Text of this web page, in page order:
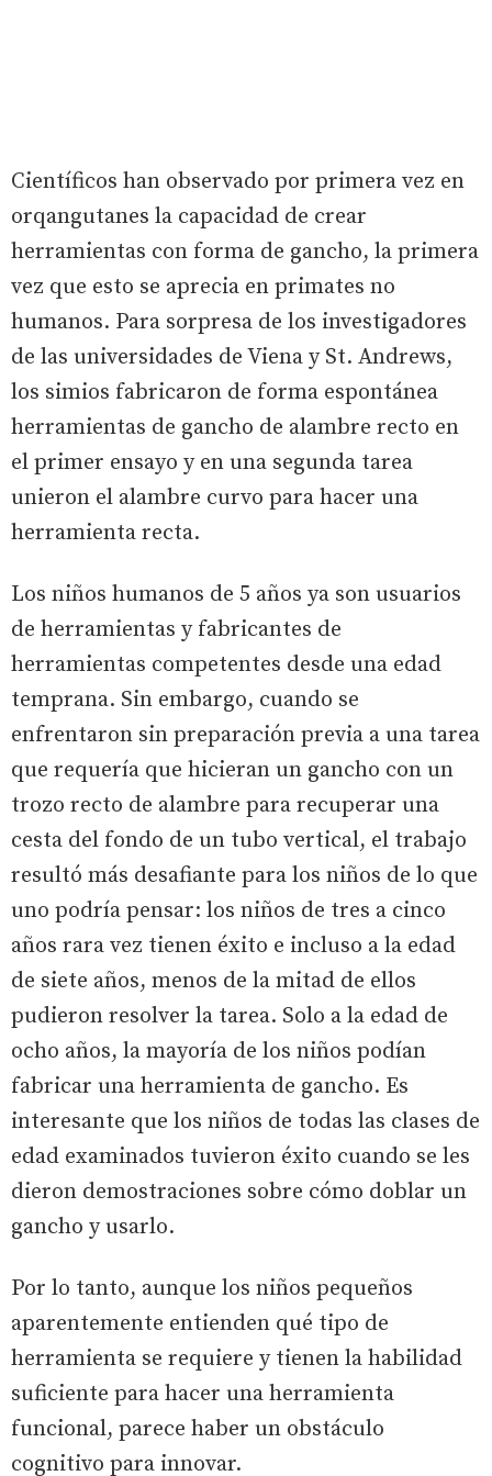
Científicos han observado por primera vez en
orqangutanes la capacidad de crear
herramientas con forma de gancho, la primera
vez que esto se aprecia en primates no
humanos. Para sorpresa de los investigadores
de las universidades de Viena y St. Andrews,
los simios fabricaron de forma espontánea
herramientas de gancho de alambre recto en
el primer ensayo y en una segunda tarea
unieron el alambre curvo para hacer una
herramienta recta.
Los niños humanos de 5 años ya son usuarios
de herramientas y fabricantes de
herramientas competentes desde una edad
temprana. Sin embargo, cuando se
enfrentaron sin preparación previa a una tarea
que requería que hicieran un gancho con un
trozo recto de alambre para recuperar una
cesta del fondo de un tubo vertical, el trabajo
resultó más desafiante para los niños de lo que
uno podría pensar: los niños de tres a cinco
años rara vez tienen éxito e incluso a la edad
de siete años, menos de la mitad de ellos
pudieron resolver la tarea. Solo a la edad de
ocho años, la mayoría de los niños podían
fabricar una herramienta de gancho. Es
interesante que los niños de todas las clases de
edad examinados tuvieron éxito cuando se les
dieron demostraciones sobre cómo doblar un
gancho y usarlo.
Por lo tanto, aunque los niños pequeños
aparentemente entienden qué tipo de
herramienta se requiere y tienen la habilidad
suficiente para hacer una herramienta
funcional, parece haber un obstáculo
cognitivo para innovar.